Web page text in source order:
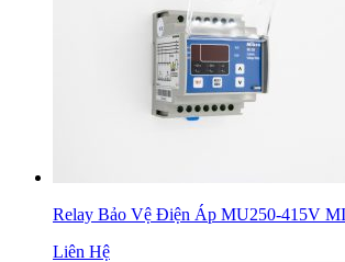
Relay Bảo Vệ Điện Áp MU250-415V
Liên Hệ